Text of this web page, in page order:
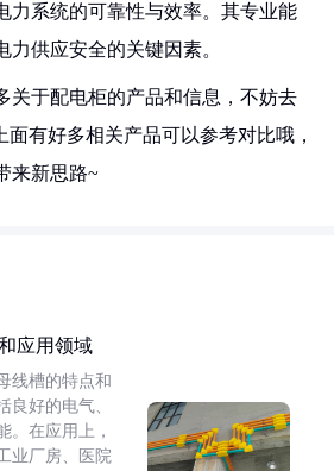
力系统的可靠性与效率。其专业能
力供应安全的关键因素。
关于配电柜的产品和信息，不妨去
面有好多相关产品可以参考对比哦，
来新思路~
应用领域
线槽的特点和
良好的电气、
。在应用上，
业厂房、医院